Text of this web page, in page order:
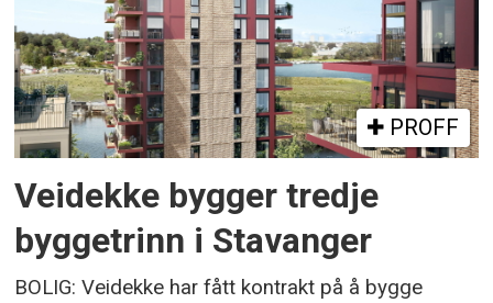
PROFF
Veidekke bygger tredje
byggetrinn i Stavanger
BOLIG: Veidekke har fått kontrakt på å bygge